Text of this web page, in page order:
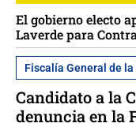
El gobierno electo
Laverde para
Fiscalía General de la
Candidato a la
denuncia en la